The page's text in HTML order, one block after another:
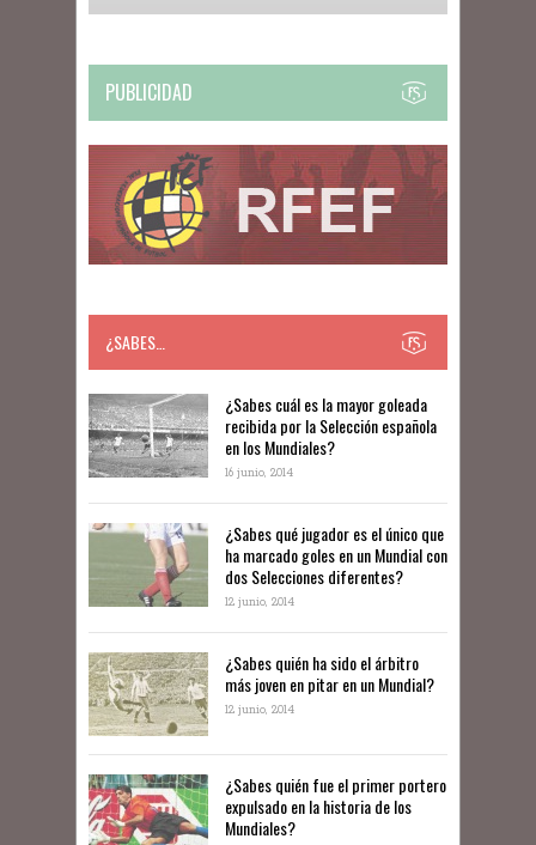
PUBLICIDAD
¿SABES…
​​¿Sabes cuál es la mayor goleada
recibida por la Selección española
en los Mundiales?
16 junio, 2014
¿Sabes qué jugador es el único que
ha marcado goles en un Mundial con
dos Selecciones diferentes?
12 junio, 2014
¿Sabes quién ha sido el árbitro
más joven en pitar en un Mundial?
12 junio, 2014
¿Sabes quién fue el primer portero
expulsado en la historia de los
Mundiales?